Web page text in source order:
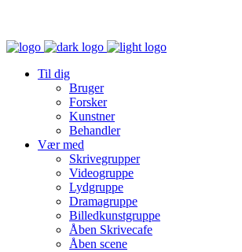
Til dig
Bruger
Forsker
Kunstner
Behandler
Vær med
Skrivegrupper
Videogruppe
Lydgruppe
Dramagruppe
Billedkunstgruppe
Åben Skrivecafe
Åben scene